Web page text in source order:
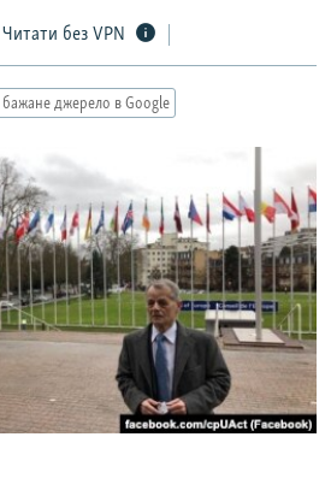
Читати без VPN
джерело в Google